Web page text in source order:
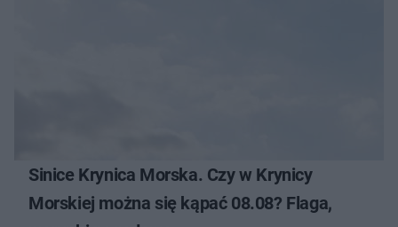
Sinice Krynica Morska. Czy w Krynicy
Morskiej można się kąpać 08.08? Flaga,